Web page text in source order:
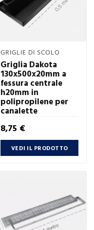
GRIGLIE DI SCOLO
Griglia Dakota
130x500x20mm a
fessura centrale
h20mm in
polipropilene per
canalette
Prezzo
8,75 €
VEDI IL PRODOTTO